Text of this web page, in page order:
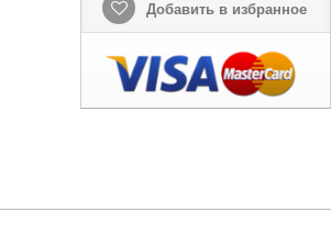
Добавить в избранное